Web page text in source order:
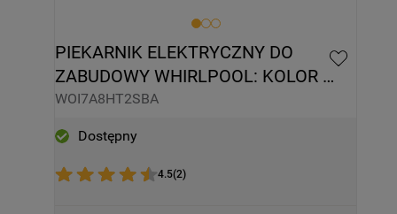
PIEKARNIK ELEKTRYCZNY DO
ZABUDOWY WHIRLPOOL: KOLOR
CZARNY, SAMOCZYSZCZĄCY -
WOI7A8HT2SBA
WOI7A8HT2SBA
Dostępny
4.5(2)